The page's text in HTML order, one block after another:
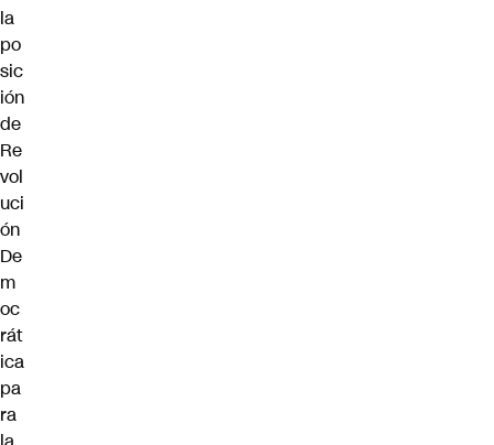
la
po
sic
ión
de
Re
vol
uci
ón
De
m
oc
rát
ica
pa
ra